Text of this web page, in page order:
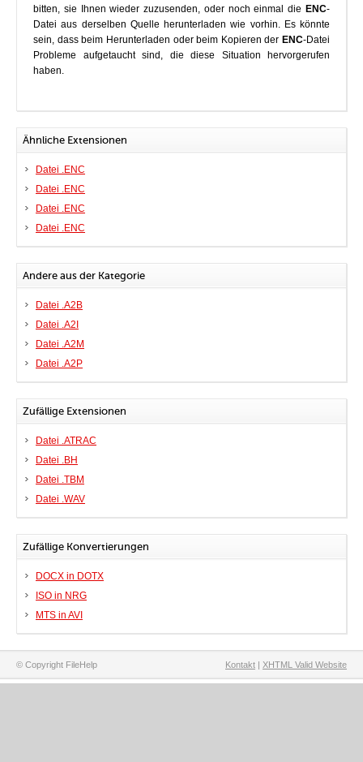
bitten, sie Ihnen wieder zuzusenden, oder noch einmal die ENC-
Datei aus derselben Quelle herunterladen wie vorhin. Es könnte
sein, dass beim Herunterladen oder beim Kopieren der ENC-Datei
Probleme aufgetaucht sind, die diese Situation hervorgerufen
haben.
Ähnliche Extensionen
Datei .ENC
Datei .ENC
Datei .ENC
Datei .ENC
Andere aus der Kategorie
Datei .A2B
Datei .A2I
Datei .A2M
Datei .A2P
Zufällige Extensionen
Datei .ATRAC
Datei .BH
Datei .TBM
Datei .WAV
Zufällige Konvertierungen
DOCX in DOTX
ISO in NRG
MTS in AVI
© Copyright FileHelp Kontakt | XHTML Valid Website